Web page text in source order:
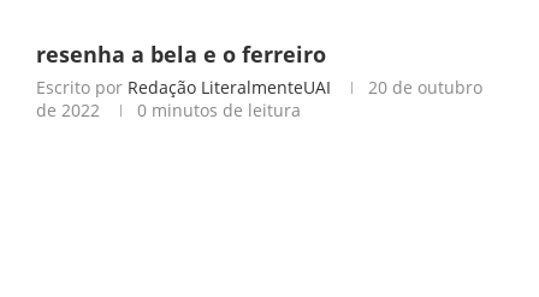
resenha a bela e o ferreiro
Escrito por Redação LiteralmenteUAI
20 de outubro
de 2022
0 minutos de leitura